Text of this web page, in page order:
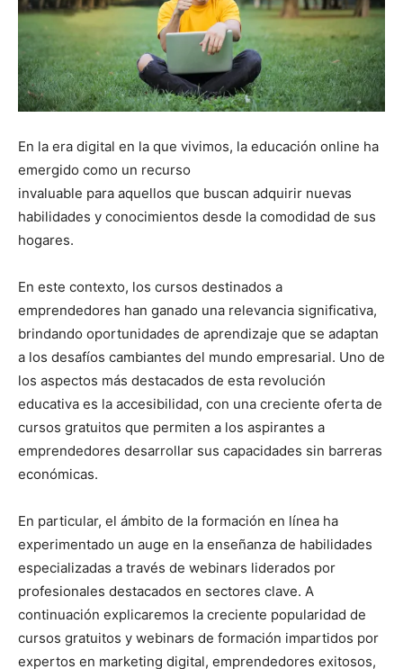
En la era digital en la que vivimos, la educación online ha
emergido como un recurso
invaluable para aquellos que buscan adquirir nuevas
habilidades y conocimientos desde la comodidad de sus
hogares.
En este contexto, los cursos destinados a
emprendedores han ganado una relevancia significativa,
brindando oportunidades de aprendizaje que se adaptan
a los desafíos cambiantes del mundo empresarial. Uno de
los aspectos más destacados de esta revolución
educativa es la accesibilidad, con una creciente oferta de
cursos gratuitos que permiten a los aspirantes a
emprendedores desarrollar sus capacidades sin barreras
económicas.
En particular, el ámbito de la formación en línea ha
experimentado un auge en la enseñanza de habilidades
especializadas a través de webinars liderados por
profesionales destacados en sectores clave. A
continuación explicaremos la creciente popularidad de
cursos gratuitos y webinars de formación impartidos por
expertos en marketing digital, emprendedores exitosos,